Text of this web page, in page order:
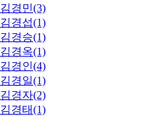
김경민(3)
김경섭(1)
김경승(1)
김경옥(1)
김경인(4)
김경일(1)
김경자(2)
김경태(1)